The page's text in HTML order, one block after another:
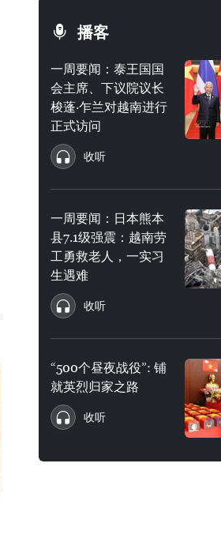
播客
一周要闻：泰王国国
会主席、下议院议长
梭蓬·乍兰对越南进行
正式访问
收听
一周要闻：日本熊本
县7.1级强震：越南劳
工勇救老人，一实习
生遇难
收听
“500个昼夜战役”: 铺
就英烈归家之路
收听